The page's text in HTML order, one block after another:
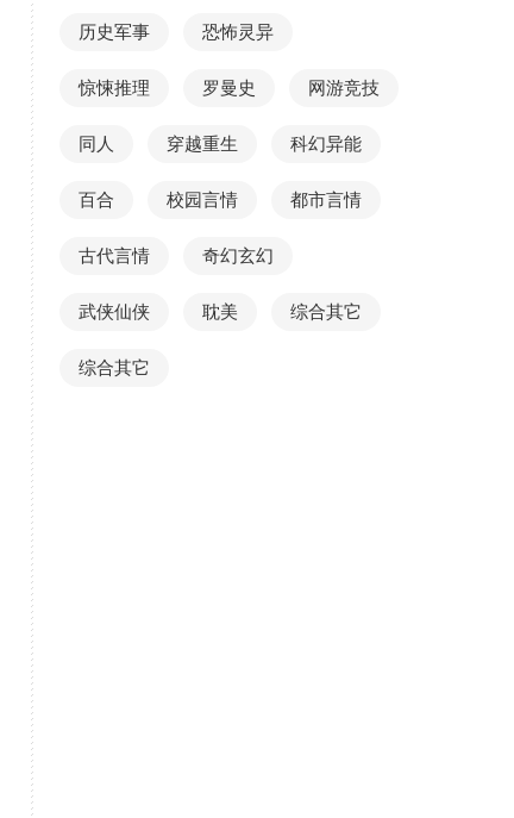
历史军事 恐怖灵异
惊悚推理 罗曼史 网游竞技
同人 穿越重生 科幻异能
百合 校园言情 都市言情
古代言情 奇幻玄幻
武侠仙侠 耽美 综合其它
综合其它